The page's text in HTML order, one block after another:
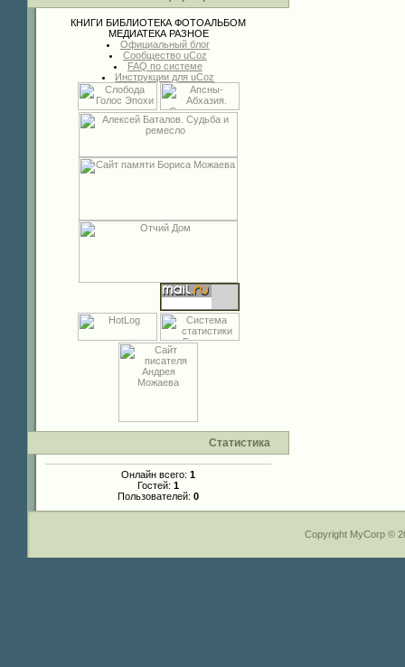
КНИГИ БИБЛИОТЕКА ФОТОАЛЬБОМ
МЕДИАТЕКА РАЗНОЕ
Официальный блог
Сообщество uCoz
FAQ по системе
Инструкции для uCoz
Статистика
Онлайн всего: 1
Гостей: 1
Пользователей: 0
Copyright MyCorp ©